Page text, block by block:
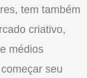
tem também
criativo,
médios
seu